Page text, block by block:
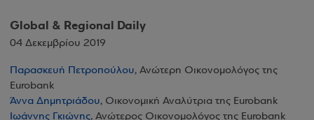
Global & Regional Daily
04 Δεκεμβρίου 2019
Παρασκευή Πετροπούλου, Ανώτερη Οικονομολόγος της
Eurobank
Άννα Δημητριάδου, Οικονομική Αναλύτρια της Eurobank
Ιωάννης Γκιώνης, Ανώτερος Οικονομολόγος της Eurobank